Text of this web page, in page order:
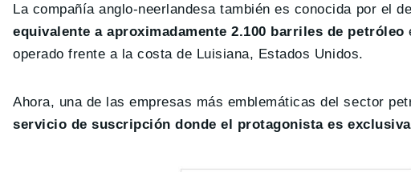
La compañía anglo-neerlandesa también es conocida por el
equivalente a aproximadamente 2.100 barriles de petróleo
operado frente a la costa de Luisiana, Estados Unidos.
Ahora, una de las empresas más emblemáticas del sector
servicio de suscripción donde el protagonista es